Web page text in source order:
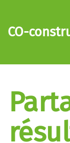
Aller au
CO-